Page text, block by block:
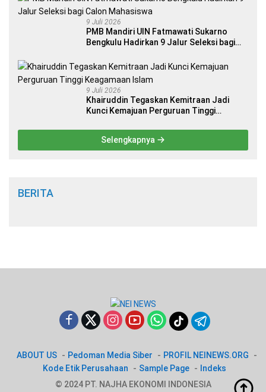
9 Juli 2026
PMB Mandiri UIN Fatmawati Sukarno
Bengkulu Hadirkan 9 Jalur Seleksi bagi
9 Juli 2026
Khairuddin Tegaskan Kemitraan Jadi
Kunci Kemajuan Perguruan Tinggi
Selengkapnya
BERITA
ABOUT US Pedoman Media Siber
PROFIL NEINEWS.ORG
Kode Etik Perusahaan
Sample Page
Indeks
© 2024 PT. NAJHA EKONOMI INDONESIA